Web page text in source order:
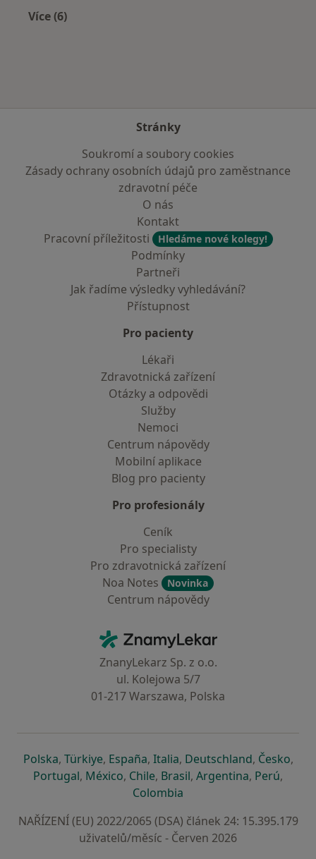
Více (6)
Stránky
Soukromí a soubory cookies
Zásady ochrany osobních údajů pro zaměstnance
zdravotní péče
O nás
Kontakt
Pracovní příležitosti
Hledáme nové kolegy!
Podmínky
Partneři
Jak řadíme výsledky vyhledávání?
Přístupnost
Pro pacienty
Lékaři
Zdravotnická zařízení
Otázky a odpovědi
Služby
Nemoci
Centrum nápovědy
Mobilní aplikace
Blog pro pacienty
Pro profesionály
Ceník
Pro specialisty
Pro zdravotnická zařízení
Noa Notes
Novinka
Centrum nápovědy
ZnamyLekar - Hlavní stránka
ZnanyLekarz Sp. z o.o.
ul. Kolejowa 5/7
01-217 Warszawa, Polska
Polskase otevře v nové záložce
, Türkiyese otevře v nové záložce
, Españase otevře v nové záložce
, Italiase otevře v nové záložce
, Deutschlandse otevře v
, Českose
,
Portugalse otevře v nové záložce
, Méxicose otevře v nové záložce
, Chilese otevře v nové záložce
, Brasilse otevře v nové
, Argentinase otevře v
, Perúse
,
Colombia
NAŘÍZENÍ (EU) 2022/2065 (DSA) článek 24: 15.395.179
uživatelů/měsíc - Červen 2026